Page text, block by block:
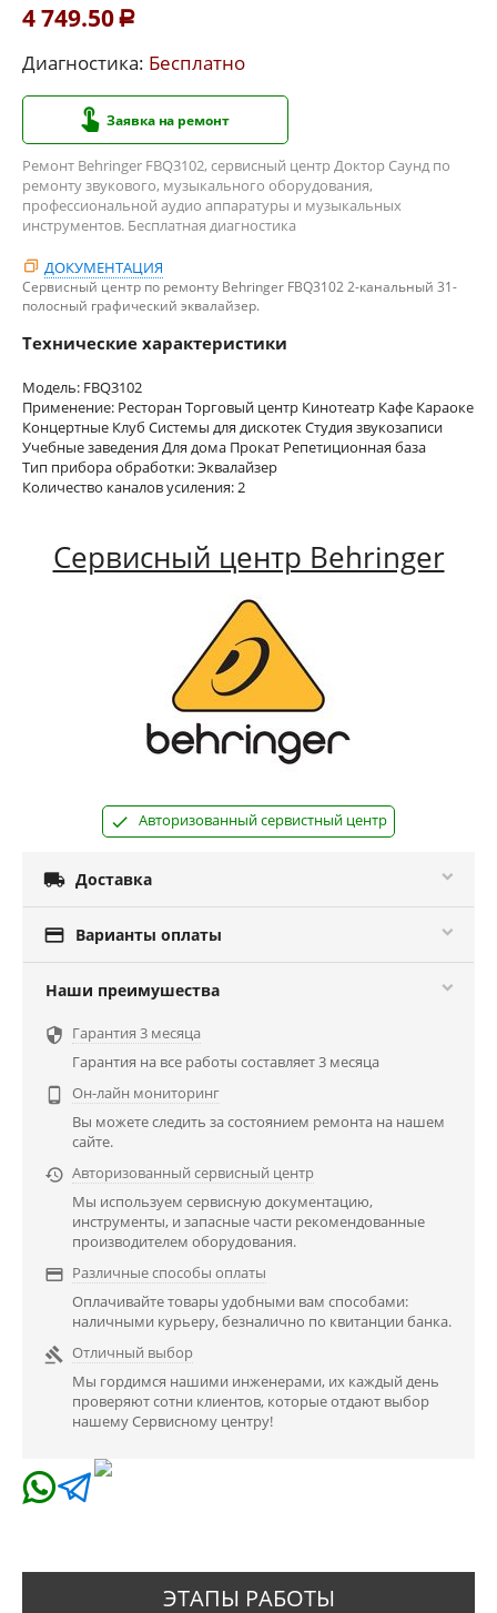
4 749.50 Р
Диагностика: Бесплатно
Заявка на ремонт
Ремонт Behringer FBQ3102, сервисный центр Доктор Саунд по
ремонту звукового, музыкального оборудования,
профессиональной аудио аппаратуры и музыкальных
инструментов. Бесплатная диагностика
ДОКУМЕНТАЦИЯ
Сервисный центр по ремонту Behringer FBQ3102 2-канальный 31-
полосный графический эквалайзер.
Технические характеристики
Модель: FBQ3102
Применение: Ресторан Торговый центр Кинотеатр Кафе Караоке
Концертные Клуб Системы для дискотек Студия звукозаписи
Учебные заведения Для дома Прокат Репетиционная база
Тип прибора обработки: Эквалайзер
Количество каналов усиления: 2
Сервисный центр Behringer
Авторизованный сервистный центр
 Доставка
 Варианты оплаты
Наши преимушества
 Гарантия 3 месяца
Гарантия на все работы составляет 3 месяца

Он-лайн мониторинг
Вы можете следить за состоянием ремонта на нашем
сайте.
 Авторизованный сервисный центр
Мы используем сервисную документацию,
инструменты, и запасные части рекомендованные
производителем оборудования.
 Различные способы оплаты
Оплачивайте товары удобными вам способами:
наличными курьеру, безналично по квитанции банка.
 Отличный выбор
Мы гордимся нашими инженерами, их каждый день
проверяют сотни клиентов, которые отдают выбор
нашему Сервисному центру!
ЭТАПЫ РАБОТЫ